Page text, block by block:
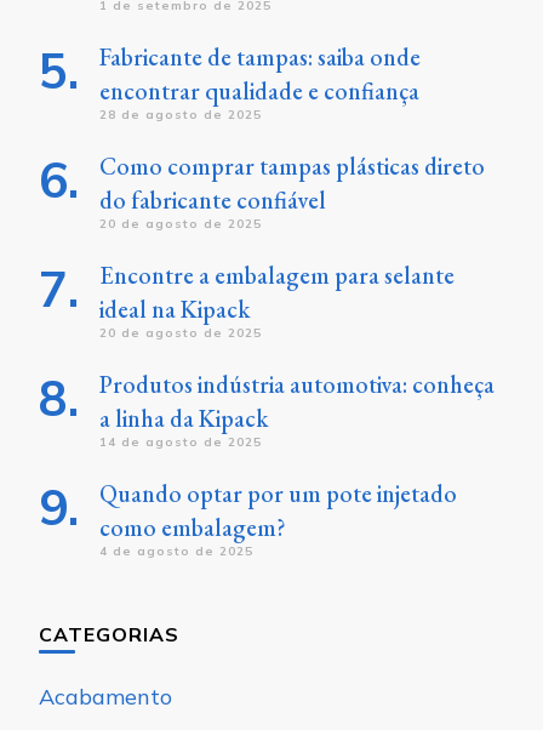
1 de setembro de 2025
Fabricante de tampas: saiba onde
encontrar qualidade e confiança
28 de agosto de 2025
Como comprar tampas plásticas direto
do fabricante confiável
20 de agosto de 2025
Encontre a embalagem para selante
ideal na Kipack
20 de agosto de 2025
Produtos indústria automotiva: conheça
a linha da Kipack
14 de agosto de 2025
Quando optar por um pote injetado
como embalagem?
4 de agosto de 2025
CATEGORIAS
Acabamento